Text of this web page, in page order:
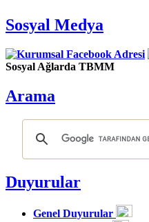
Sosyal Medya
Sosyal Ağlarda TBMM
Arama
Duyurular
Genel Duyurular